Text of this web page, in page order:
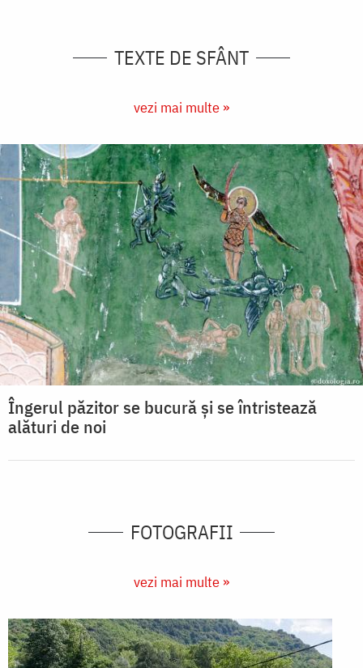
TEXTE DE SFÂNT
vezi mai multe »
Îngerul păzitor se bucură și se întristează
alături de noi
FOTOGRAFII
vezi mai multe »